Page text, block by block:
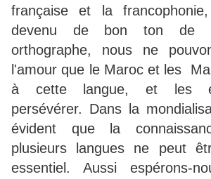
française et la
devenu de bon ton de
orthographe, nous ne
l'amour que le Maroc et les
à cette langue, et les
persévérer. Dans la
évident que la
plusieurs langues ne peut
essentiel. Aussi espérons-